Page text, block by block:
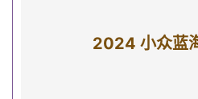
2024 小众蓝